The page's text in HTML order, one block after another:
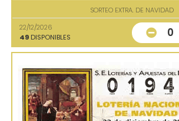
SORTEO EXTRA. DE NAVIDAD
22/12/2026
49 DISPONIBLES 0